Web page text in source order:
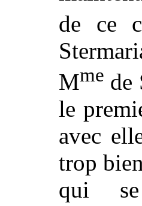
de ce
Mme de
le
avec
trop
qui